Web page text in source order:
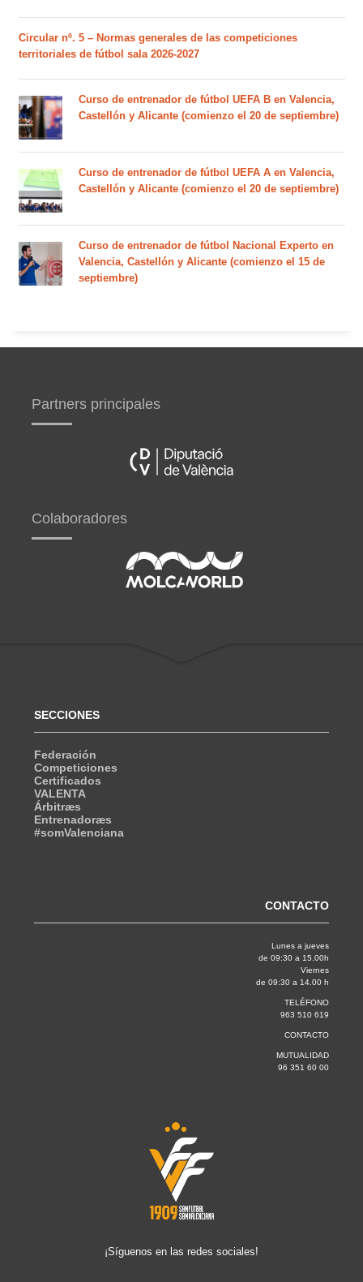
Circular nº. 5 – Normas generales de las competiciones
territoriales de fútbol sala 2026-2027
Curso de entrenador de fútbol UEFA B en Valencia,
Castellón y Alicante (comienzo el 20 de septiembre)
Curso de entrenador de fútbol UEFA A en Valencia,
Castellón y Alicante (comienzo el 20 de septiembre)
Curso de entrenador de fútbol Nacional Experto en
Valencia, Castellón y Alicante (comienzo el 15 de
septiembre)
Partners principales
Colaboradores
SECCIONES
Federación
Competiciones
Certificados
VALENTA
Árbitræs
Entrenadoræs
#somValenciana
CONTACTO
Lunes a jueves
de 09:30 a 15.00h
Viernes
de 09:30 a 14.00 h
TELÉFONO
963 510 619
CONTACTO
MUTUALIDAD
96 351 60 00
¡Síguenos en las redes sociales!